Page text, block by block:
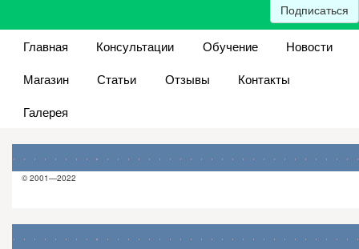
Подписаться
Главная Консультации Обучение
Новости
Магазин
Статьи Отзывы
Контакты
Галерея
© 2001—2022